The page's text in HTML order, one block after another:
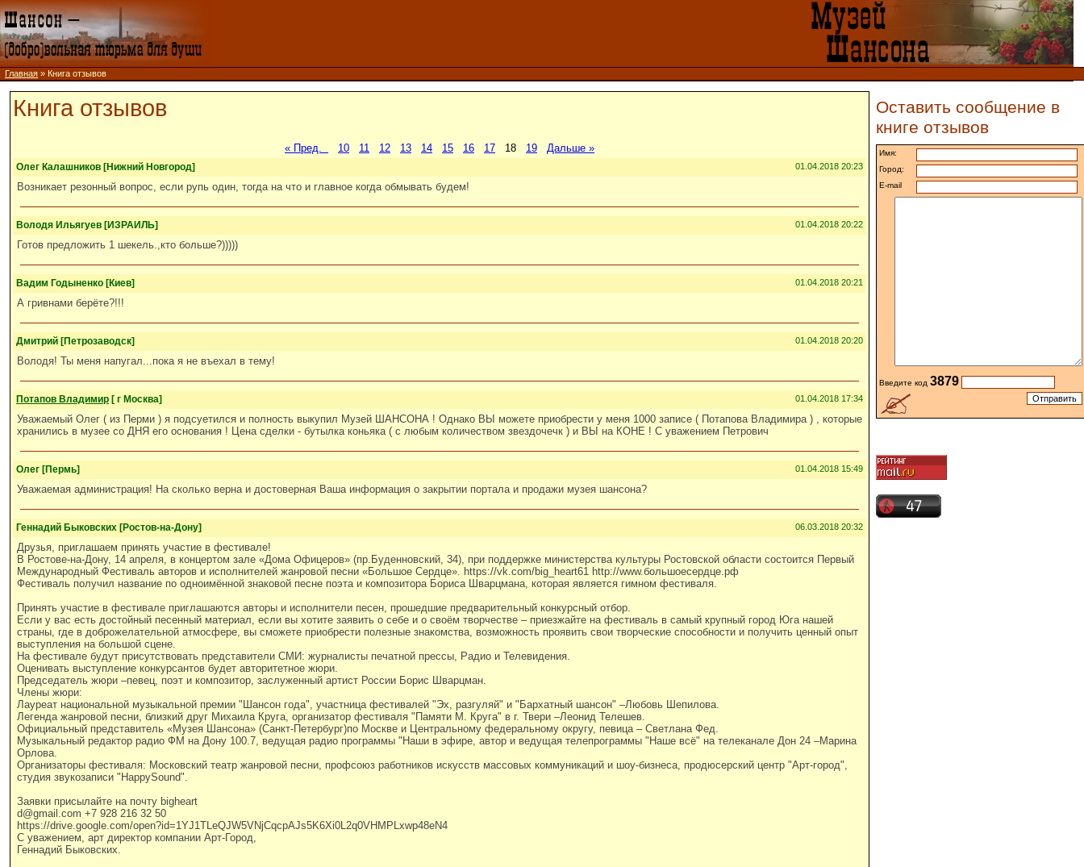
Главная » Книга отзывов
Книга отзывов
« Пред. 10 11 12 13 14 15 16 17 18 19 Дальше »
Олег Калашников [Нижний Новгород] 01.04.2018 20:23
Возникает резонный вопрос, если рупь один, тогда на что и главное когда обмывать будем!
Володя Ильягуев [ИЗРАИЛЬ] 01.04.2018 20:22
Готов предложить 1 шекель.,кто больше?)))))
Вадим Годыненко [Киев] 01.04.2018 20:21
А гривнами берёте?!!!
Дмитрий [Петрозаводск] 01.04.2018 20:20
Володя! Ты меня напугал...пока я не въехал в тему!
Потапов Владимир [ г Москва] 01.04.2018 17:34
Уважаемый Олег ( из Перми ) я подсуетился и полность выкупил Музей ШАНСОНА ! Однако ВЫ можете приобрести у меня 1000 записе ( Потапова Владимира ) , которые
хранились в музее со ДНЯ его основания ! Цена сделки - бутылка коньяка ( с любым количеством звездочечк ) и ВЫ на КОНЕ ! С уважением Петрович
Олег [Пермь] 01.04.2018 15:49
Уважаемая администрация! На сколько верна и достоверная Ваша информация о закрытии портала и продажи музея шансона?
Геннадий Быковских [Ростов-на-Дону] 06.03.2018 20:32
Друзья, приглашаем принять участие в фестивале!
В Ростове-на-Дону, 14 апреля, в концертом зале «Дома Офицеров» (пр.Буденновский, 34), при поддержке министерства культуры Ростовской области состоится Первый
Международный Фестиваль авторов и исполнителей жанровой песни «Большое Сердце». https://vk.com/big_heart61 http://www.большоесердце.рф
Фестиваль получил название по одноимённой знаковой песне поэта и композитора Бориса Шварцмана, которая является гимном фестиваля.
Принять участие в фестивале приглашаются авторы и исполнители песен, прошедшие предварительный конкурсный отбор.
Если у вас есть достойный песенный материал, если вы хотите заявить о себе и о своём творчестве – приезжайте на фестиваль в самый крупный город Юга нашей
страны, где в доброжелательной атмосфере, вы сможете приобрести полезные знакомства, возможность проявить свои творческие способности и получить ценный опыт
выступления на большой сцене.
На фестивале будут присутствовать представители СМИ: журналисты печатной прессы, Радио и Телевидения.
Оценивать выступление конкурсантов будет авторитетное жюри.
Председатель жюри –певец, поэт и композитор, заслуженный артист России Борис Шварцман.
Члены жюри:
Лауреат национальной музыкальной премии "Шансон года", участница фестивалей "Эх, разгуляй" и "Бархатный шансон" –Любовь Шепилова.
Легенда жанровой песни, близкий друг Михаила Круга, организатор фестиваля "Памяти М. Круга" в г. Твери –Леонид Телешев.
Официальный представитель «Музея Шансона» (Санкт-Петербург)по Москве и Центральному федеральному округу, певица – Светлана Фед.
Музыкальный редактор радио ФМ на Дону 100.7, ведущая радио программы "Наши в эфире, автор и ведущая телепрограммы "Наше всё" на телеканале Дон 24 –Марина
Орлова.
Организаторы фестиваля: Московский театр жанровой песни, профсоюз работников искусств массовых коммуникаций и шоу-бизнеса, продюсерский центр "Арт-город",
студия звукозаписи "HappySound".
Заявки присылайте на почту bigheart
d@gmail.com +7 928 216 32 50
https://drive.google.com/open?id=1YJ1TLeQJW5VNjCqcpAJs5K6Xi0L2q0VHMPLxwp48eN4
С уважением, арт директор компании Арт-Город,
Геннадий Быковских.
Оставить сообщение в
книге отзывов
Имя:
Город:
E-mail
Введите код 3879